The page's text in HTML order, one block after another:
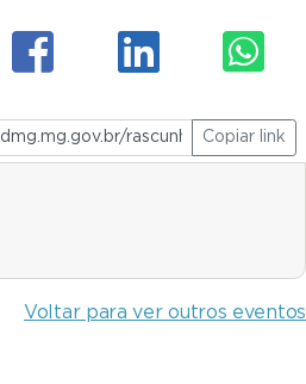
Copiar link
Voltar para ver outros eventos